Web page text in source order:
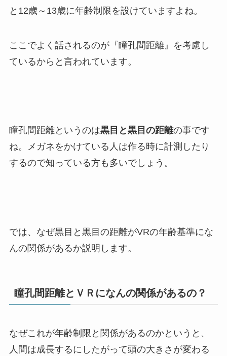
と12歳～13歳に年齢制限を設けていますよね。
ここでよく話されるのが『瞳孔間距離』を考慮し
ているからと言われています。
瞳孔間距離というのは黒目と黒目の距離の事です
ね。メガネをかけている人は作る時に計測したり
するので知っている方も多いでしょう。
では、なぜ黒目と黒目の距離がVRの年齢基準にな
んの関係があるか説明します。
瞳孔間距離とＶＲになんの関係があるの？
なぜこれが年齢制限と関係があるのかというと、
人間は成長するにしたがって頭の大きさが変わる